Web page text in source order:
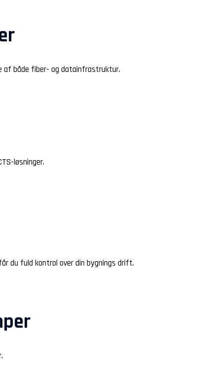
af både fiber- og datainfrastruktur.
løsninger.
du fuld kontrol over din bygnings drift.